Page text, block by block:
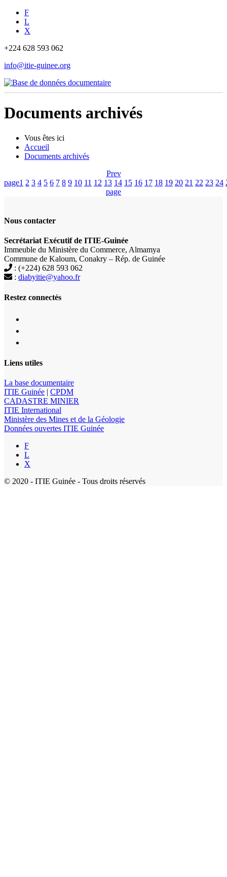
F
L
X
+224 628 593 062
info@itie-guinee.org
Documents archivés
Vous êtes ici
Accueil
Documents archivés
Prev
page1 2 3 4 5 6 7 8 9 10 11 12 13 14 15 16 17 18 19 20 21 22 23 24
page
Nous contacter
Secrétariat Exécutif de ITIE-Guinée
Immeuble du Ministère du Commerce, Almamya
Commune de Kaloum, Conakry – Rép. de Guinée
: (+224) 628 593 062
: diabyitie@yahoo.fr
Restez connectés
Liens utiles
La base documentaire
ITIE Guinée
CPDM
CADASTRE MINIER
ITIE International
Ministère des Mines et de la Géologie
Données ouvertes ITIE Guinée
F
L
X
© 2020 - ITIE Guinée - Tous droits réservés